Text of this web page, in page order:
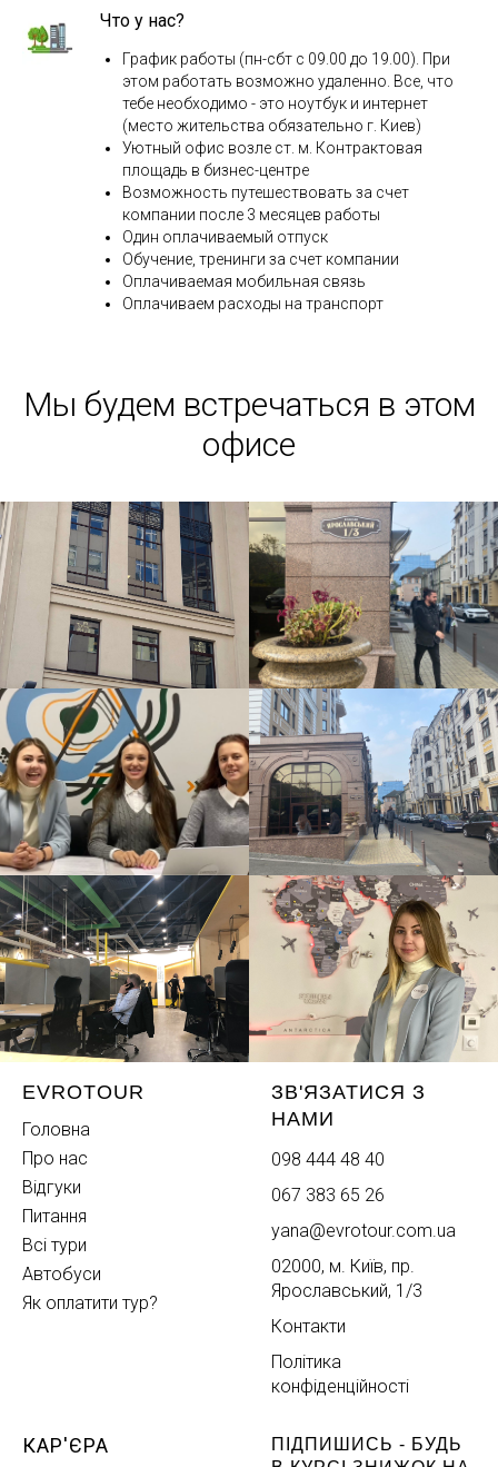
Что у нас?
График работы (пн-сбт с 09.00 до 19.00). При
этом работать возможно удаленно. Все, что
тебе необходимо - это ноутбук и интернет
(место жительства обязательно г. Киев)
Уютный офис возле ст. м. Контрактовая
площадь в бизнес-центре
Возможность путешествовать за счет
компании после 3 месяцев работы
Один оплачиваемый отпуск
Обучение, тренинги за счет компании
Оплачиваемая мобильная связь
Оплачиваем расходы на транспорт
Мы будем встречаться в этом
офисе
EVROTOUR
Головна
Про нас
Відгуки
Питання
Всі тури
Автобуси
Як оплатити тур?
ЗВ'ЯЗАТИСЯ З
НАМИ
098 444 48 40
067 383 65 26
yana@evrotour.com.ua
02000, м. Київ, пр.
Ярославський, 1/3
Контакти
Політика
конфіденційності
КАР'ЄРА
ПІДПИШИСЬ - БУДЬ